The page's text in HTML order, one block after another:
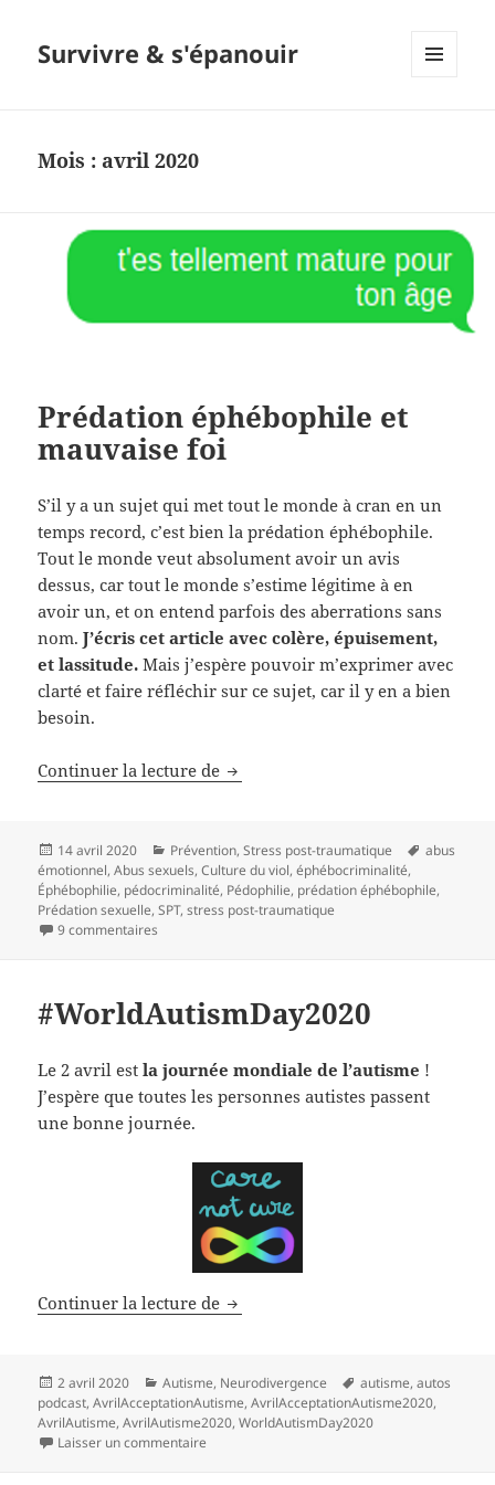
Survivre & s'épanouir
Mois : avril 2020
Prédation éphébophile et
mauvaise foi
S’il y a un sujet qui met tout le monde à cran en un
temps record, c’est bien la prédation éphébophile.
Tout le monde veut absolument avoir un avis
dessus, car tout le monde s’estime légitime à en
avoir un, et on entend parfois des aberrations sans
nom. J’écris cet article avec colère, épuisement,
et lassitude.Mais j’espère pouvoir m’exprimer avec
clarté et faire réfléchir sur ce sujet, car il y en a bien
besoin.
Continuer la lecture de Prédation éphébophile et
Publié
le
14 avril 2020 Catégories
Prévention,Stress post-traumatique
Mots-
abus
émotionnel,Abus sexuels,Culture du viol,éphébocriminalité,
Éphébophilie, pédocriminalité, Pédophilie, prédation éphébophile,
Prédation sexuelle,SPT,stress post-traumatique
9 commentaires
#WorldAutismDay2020
Le 2 avril est la journée mondiale de l’autisme !
J’espère que toutes les personnes autistes passent
une bonne journée.
Continuer la lecture de #WorldAutismDay2020
Publié
le
2 avril 2020 Catégories
Autisme, Neurodivergence
Mots-
clés
autisme,autos
podcast,AvrilAcceptationAutisme,AvrilAcceptationAutisme2020,
AvrilAutisme,AvrilAutisme2020,WorldAutismDay2020
Laisser un commentaire